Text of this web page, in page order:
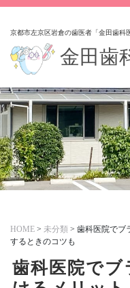
京都市左京区岩倉の歯医者「金田歯科
金田歯
HOME > 未分類 > 歯科医院でブ
するときのコツも
歯科医院でブ